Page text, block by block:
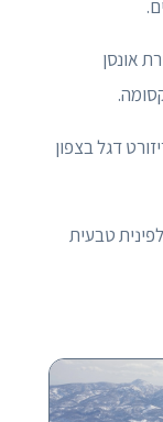
אונסן
דגל בצפון
טבעית